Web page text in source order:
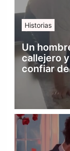
Historias
Un
callejero
confiar